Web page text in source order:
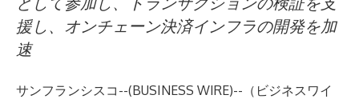
援し、オンチェーン決済インフラの開発を加
速
サンフランシスコ--(BUSINESS WIRE)-- （ビジネスワイ